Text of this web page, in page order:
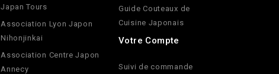
Japan Tours
Association Lyon Japon
Nihonjinkai
Association Centre Japon
Annecy
Guide Couteaux de
Cuisine Japonais
Votre Compte
Suivi de commande